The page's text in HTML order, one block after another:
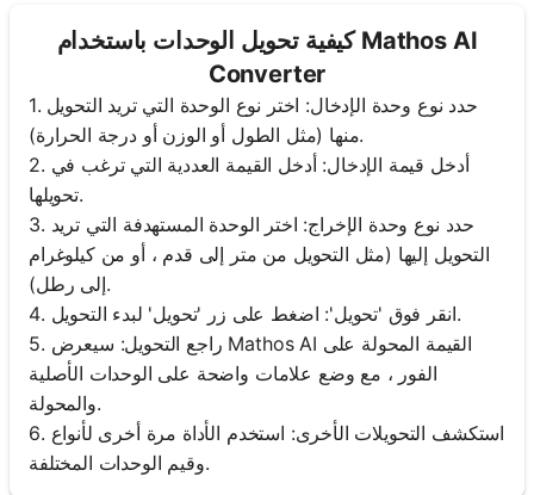
كيفية تحويل الوحدات باستخدام Mathos AI
Converter
1. حدد نوع وحدة الإدخال: اختر نوع الوحدة التي تريد التحويل
منها (مثل الطول أو الوزن أو درجة الحرارة).
2. أدخل قيمة الإدخال: أدخل القيمة العددية التي ترغب في
تحويلها.
3. حدد نوع وحدة الإخراج: اختر الوحدة المستهدفة التي تريد
التحويل إليها (مثل التحويل من متر إلى قدم ، أو من كيلوغرام
إلى رطل).
4. انقر فوق 'تحويل': اضغط على زر 'تحويل' لبدء التحويل.
5. راجع التحويل: سيعرض Mathos AI القيمة المحولة على
الفور ، مع وضع علامات واضحة على الوحدات الأصلية
والمحولة.
6. استكشف التحويلات الأخرى: استخدم الأداة مرة أخرى لأنواع
وقيم الوحدات المختلفة.